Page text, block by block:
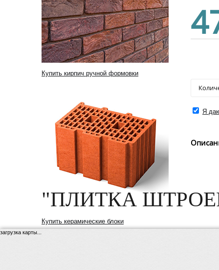
Купить кирпич ручной формовки
Купить керамические блоки
Я
"ПЛИТКА
загрузка карты...